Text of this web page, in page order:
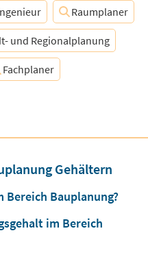
Raumplaner
und Regionalplanung
Fachplaner
Gehältern
Bereich Bauplanung?
im Bereich